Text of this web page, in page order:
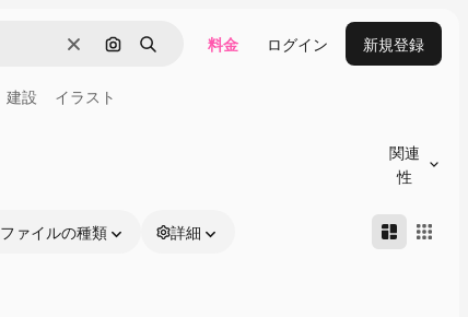
消去 画像で検索
検索 料金 ログイン 新規登録
建設 イラスト
関連
性
ファイルの種類 詳細